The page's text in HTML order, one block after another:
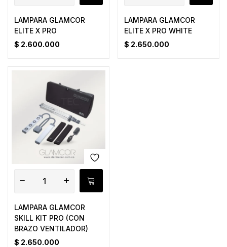
LAMPARA GLAMCOR
ELITE X PRO
$ 2.600.000
LAMPARA GLAMCOR
ELITE X PRO WHITE
$ 2.650.000
LAMPARA GLAMCOR
SKILL KIT PRO (CON
BRAZO VENTILADOR)
$ 2.650.000